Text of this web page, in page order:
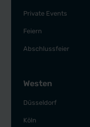
Westen
Düsseldorf
Köln
Private Events
Feiern
Abschlussfeier